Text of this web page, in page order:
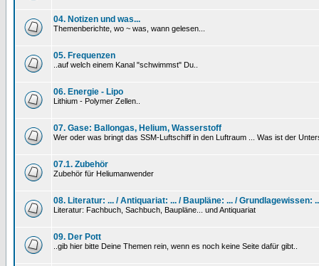
04. Notizen und was...
Themenberichte, wo ~ was, wann gelesen...
05. Frequenzen
..auf welch einem Kanal "schwimmst" Du..
06. Energie - Lipo
Lithium - Polymer Zellen..
07. Gase: Ballongas, Helium, Wasserstoff
Wer oder was bringt das SSM-Luftschiff in den Luftraum ... Was ist der
07.1. Zubehör
Zubehör für Heliumanwender
08. Literatur: ... / Antiquariat: ... / Baupläne: ... / Grundlagewissen:
Literatur: Fachbuch, Sachbuch, Baupläne... und Antiquariat
09. Der Pott
..gib hier bitte Deine Themen rein, wenn es noch keine Seite dafür gibt..